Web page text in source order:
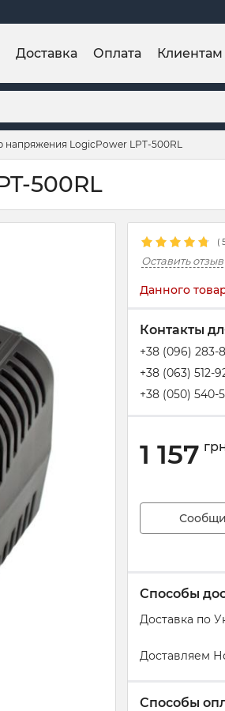
Доставка Оплата Клиентам
напряжения LogicPower LPT-500RL
500RL
(
Оставить отзыв
Данного
Контакты
+38 (096) 283-
+38 (063) 512-
+38 (050) 540-
1 157
Способы
Доставка по
Доставляем
Способы